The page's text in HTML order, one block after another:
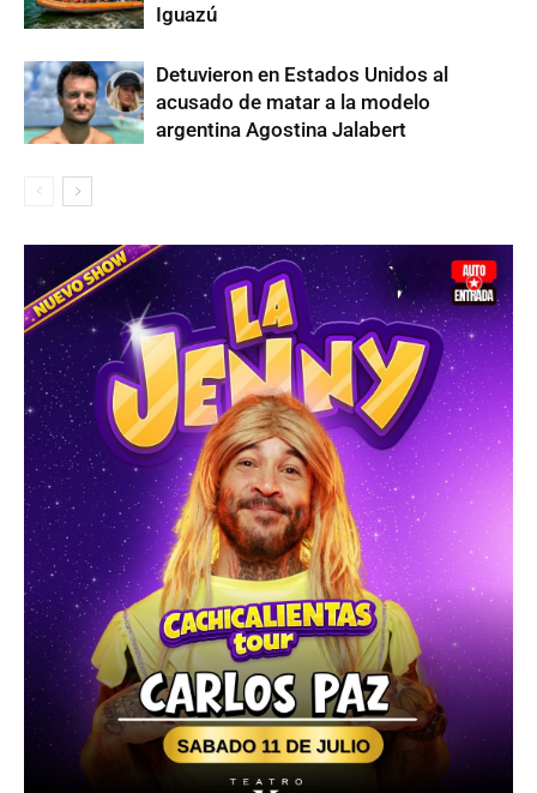
Iguazú
Detuvieron en Estados Unidos al
acusado de matar a la modelo
argentina Agostina Jalabert